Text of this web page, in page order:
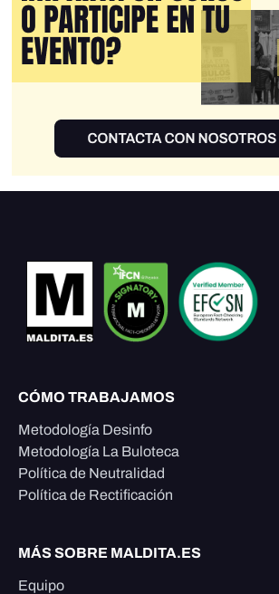
CÓMO TRABAJAMOS
Metodología Desinfo
Metodología La Buloteca
Política de Neutralidad
Política de Rectificación
MÁS SOBRE MALDITA.ES
Equipo